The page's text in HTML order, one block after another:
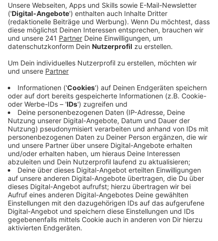
Ein Promi, keine Fragen und fünf
Gegenstände
Anzeige
Wenn ein Popstar, Comedian, Schauspieler oder
Politiker bei uns zu Besuch ist, stellt er sich auch dem
besonderen Video-Interview „Fünf für". Dabei wird
keine einzige Frage gestellt, sondern dem Gast
einfach fünf Dinge in die Hand gedrückt, zu denen er
das erzählt, was ihm als Erstes einfällt. Keine
Standardantworten, keine Promotionaussagen -
sondern ganz persönliche Geschichten - das ist „Fünf
für"!
Anzeige